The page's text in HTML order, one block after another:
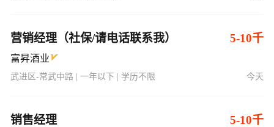
营销经理（社保/请电话联系我） 5-10千
富昇酒业
武进区-常武中路 | 一年以下 | 学历不限 今天
销售经理 5-10千